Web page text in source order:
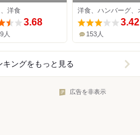
洋食
3.68
人
3.42
153人
キングをもっと見る
広告を非表示